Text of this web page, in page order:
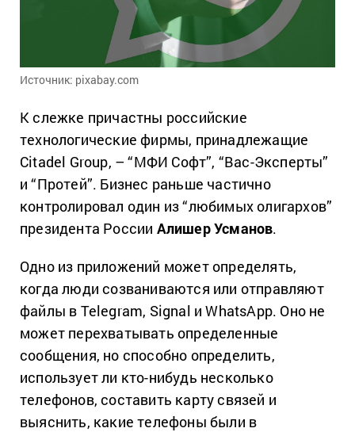
Источник: pixabay.com
К слежке причастны российские
технологические фирмы, принадлежащие
Citadel Group, – “МФИ Софт”, “Вас-Эксперты”
и “Протей”. Бизнес раньше частично
контролировал один из “любимых олигархов”
президента России Алишер Усманов.
Одно из приложений может определять,
когда люди созваниваются или отправляют
файлы в Telegram, Signal и WhatsApp. Оно не
может перехватывать определенные
сообщения, но способно определить,
использует ли кто-нибудь несколько
телефонов, составить карту связей и
выяснить, какие телефоны были в